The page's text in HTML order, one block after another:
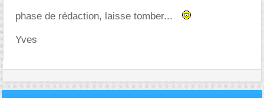
phase de rédaction, laisse tomber...
Yves